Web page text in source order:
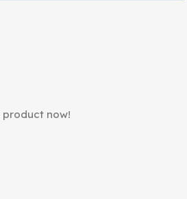
product now!